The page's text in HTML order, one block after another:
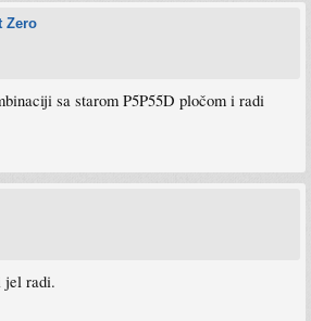
Zero
sa starom P5P55D pločom i radi
jel radi.